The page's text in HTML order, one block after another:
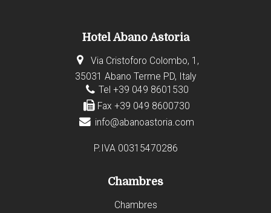
Hotel Abano Astoria
Via Cristoforo Colombo, 1,
35031 Abano Terme PD, Italy
Tel +39 049 8601530
Fax +39 049 8600730
info@abanoastoria.com
P.IVA 00315470286
Chambres
Chambres